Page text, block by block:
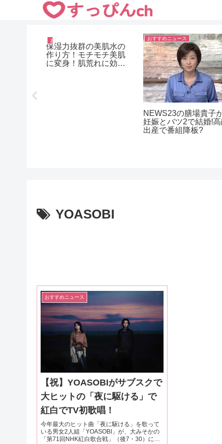
おすすめニュース おすすめニュース
炭酸水はダイエット味
方！より効果のでる飲
み方は？冷え性にも効
果大のようです。
YOASOBI
おすすめニュース
【祝】YOASOBIがサブスクで
大ヒットの「夜に駆ける」で
紅白でTV初歌唱！
今年最大のヒット曲「夜に駆ける」を歌って
いる男女2人組「YOASOBI」が、大みそかの
「第71回NHK紅白歌合戦」（後7・30）に初